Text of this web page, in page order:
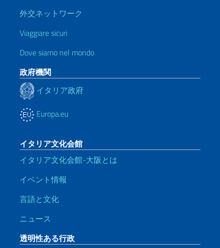
外交ネットワーク
Viaggiare sicuri
Dove siamo nel mondo
政府機関
イタリア政府
Europa.eu
イタリア文化会館
イタリア文化会館-大阪とは
イベント情報
言語と文化
ニュース
透明性ある行政